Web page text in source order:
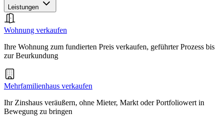
Leistungen
Wohnung verkaufen
Ihre Wohnung zum fundierten Preis verkaufen, geführter Prozess bis
zur Beurkundung
Mehrfamilienhaus verkaufen
Ihr Zinshaus veräußern, ohne Mieter, Markt oder Portfoliowert in
Bewegung zu bringen